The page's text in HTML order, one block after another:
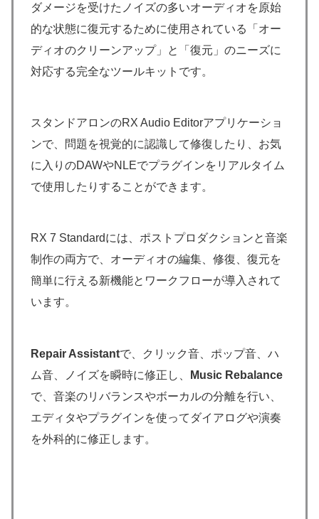
ダメージを受けたノイズの多いオーディオを原始
的な状態に復元するために使用されている「オー
ディオのクリーンアップ」と「復元」のニーズに
対応する完全なツールキットです。
スタンドアロンのRX Audio Editorアプリケーショ
ンで、問題を視覚的に認識して修復したり、お気
に入りのDAWやNLEでプラグインをリアルタイム
で使用したりすることができます。
RX 7 Standardには、ポストプロダクションと音楽
制作の両方で、オーディオの編集、修復、復元を
簡単に行える新機能とワークフローが導入されて
います。
Repair Assistantで、クリック音、ポップ音、ハ
ム音、ノイズを瞬時に修正し、
Music Rebalance
で、音楽のリバランスやボーカルの分離を行い、
エディタやプラグインを使ってダイアログや演奏
を外科的に修正します。